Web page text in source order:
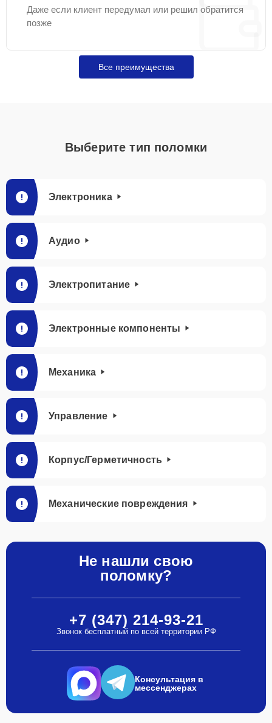
Даже если клиент передумал или решил обратится
позже
Все преимущества
Выберите тип поломки
Электроника
Аудио
Электропитание
Электронные компоненты
Механика
Управление
Корпус/Герметичность
Механические повреждения
Не нашли свою
поломку?
+7 (347) 214-93-21
Звонок бесплатный по всей территории РФ
Консультация в
мессенджерах